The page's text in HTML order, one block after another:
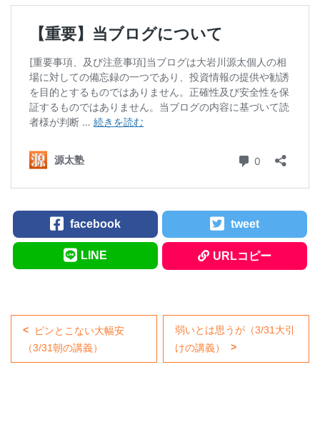
facebook tweet
LINE URLコピー
ピンとこない大幅安
（3/31朝の講義）
弱いとは思うが（3/31大引
けの講義）